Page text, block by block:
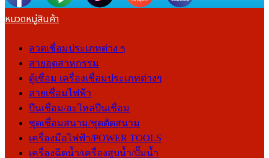
หมวดหมู่สินค้า
ลวดเชื่อมประเภทต่าง ๆ
สายอุตสาหกรรม
ตู้เชื่อม เครื่องเชื่อมประเภทต่างๆ
สายเชื่อมไฟฟ้า
ปืนเชื่อม/อะไหล่ปืนเชื่อม
ชุดเชื่อมสนาม/ชุดตัดสนาม
เครื่องมือไฟฟ้า/POWER TOOLS
เครื่องฉีดน้ำ/เครื่องสูบน้ำ/ปั๊มน้ำ